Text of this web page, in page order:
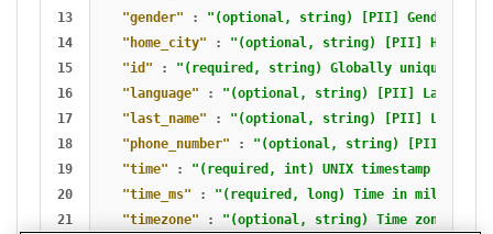
13
14
15
16
17
18
19
20
21
"gender"
:
"(optional, string) [PII] Gender
"home_city"
:
"(optional, string) [PII] Home
"id"
:
"(required, string) Globally unique ID
"language"
:
"(optional, string) [PII] Language
"last_name"
:
"(optional, string) [PII] Last
"phone_number"
:
"(optional, string) [PII] Phone
"time"
:
"(required, int) UNIX timestamp at
"time_ms"
:
"(required, long) Time in
"timezone"
:
"(optional, string) Time zone of